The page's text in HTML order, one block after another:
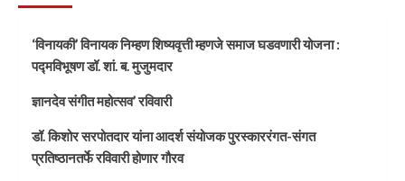
‘विनायकी’ विनायक निम्हण शिष्यवृत्ती म्हणजे समाज घडवणारी योजना :
पद्मविभूषण डॉ. शां. ब. मुजुमदार
ज्ञानदेव संगीत महोत्सव’ रविवारी
डॉ. किशोर सरपोतदार यांना आदर्श संयोजक पुरस्काररंगत-संगत
प्रतिष्ठानतर्फे रविवारी होणार गौरव